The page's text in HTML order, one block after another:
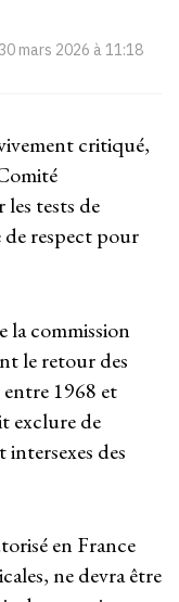
30 mars 2026 à 11:18
critiqué,
tests de
respect pour
la commission
le retour des
1968 et
exclure de
des
en France
ne devra être